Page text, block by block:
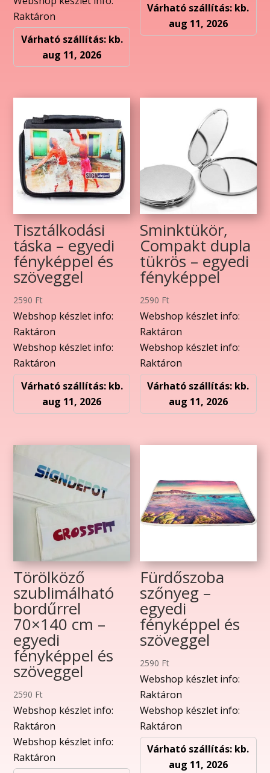
Raktáron
Várható szállítás: kb.
aug 11, 2026
Várható szállítás: kb.
aug 11, 2026
Tisztálkodási
táska – egyedi
fényképpel és
szöveggel
2590 Ft
Webshop készlet info:
Raktáron
Webshop készlet info:
Raktáron
Várható szállítás: kb.
aug 11, 2026
Sminktükör,
Compakt dupla
tükrös – egyedi
fényképpel
2590 Ft
Webshop készlet info:
Raktáron
Webshop készlet info:
Raktáron
Várható szállítás: kb.
aug 11, 2026
Törölköző
szublimálható
bordűrrel
70×140 cm –
egyedi
fényképpel és
szöveggel
2590 Ft
Webshop készlet info:
Raktáron
Webshop készlet info:
Raktáron
Fürdőszoba
szőnyeg –
egyedi
fényképpel és
szöveggel
2590 Ft
Webshop készlet info:
Raktáron
Webshop készlet info:
Raktáron
Várható szállítás: kb.
aug 11, 2026